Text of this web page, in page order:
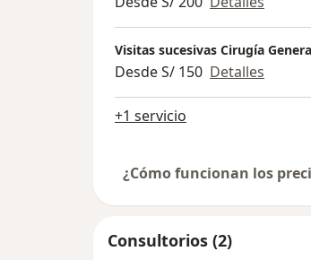
Visitas sucesivas Cirugía
Desde S/ 150 Detalles
+1 servicio
¿Cómo funcionan los
Consultorios (2)